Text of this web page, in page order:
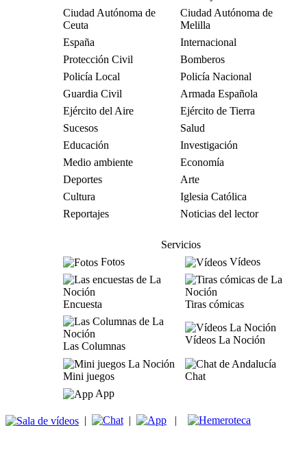
Ciudad Autónoma de
Ceuta
Ciudad Autónoma de
Melilla
España
Internacional
Protección Civil
Bomberos
Policía Local
Policía Nacional
Guardia Civil
Armada Española
Ejército del Aire
Ejército de Tierra
Sucesos
Salud
Educación
Investigación
Medio ambiente
Economía
Deportes
Arte
Cultura
Iglesia Católica
Reportajes
Noticias del lector
Servicios
Fotos
Vídeos
Encuesta Tiras cómicas
Las Columnas
Vídeos La Noción
Mini juegos
Chat
App
| | |